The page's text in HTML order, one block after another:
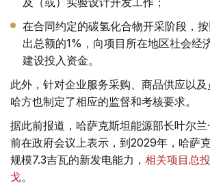
在合同约定的碳氢化合物开采阶段，
出总额的1%，向项目所在地区社会经
建设投入资金。
此外，针对企业服务采购、商品供应以及
哈方也制定了相应的监督和考核要求。
据此前报道，哈萨克斯坦能源部长叶尔兰
前在政府会议上表示，到2029年，哈萨
规模7.3吉瓦的新发电能力， 相关项目总
戈。